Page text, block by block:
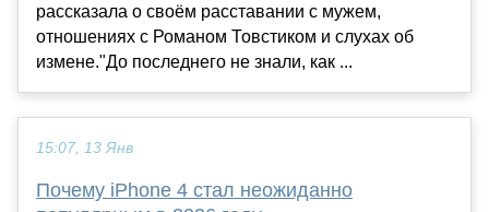
рассказала о своём расставании с мужем,
отношениях с Романом Товстиком и слухах об
измене."До последнего не знали, как ...
15:07, 13 Янв
Почему iPhone 4 стал неожиданно